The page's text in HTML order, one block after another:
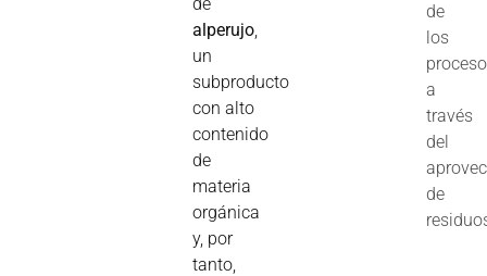
alperujo
un
subproducto
con alto
contenido
de
materia
orgánica
y, por
tanto,
de
los
a
través
del
de